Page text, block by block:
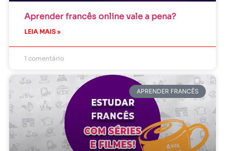
Aprender francês online vale a pena?
LEIA MAIS »
1 comentário
APRENDER FRANCÊS